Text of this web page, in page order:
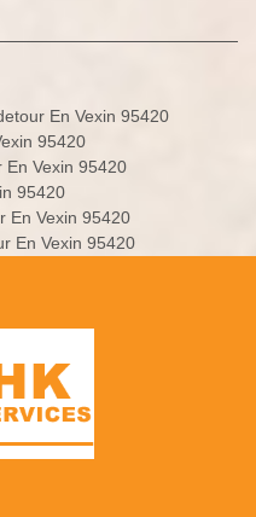
En Vexin 95420
95420
En Vexin 95420
95420
En Vexin 95420
En Vexin 95420